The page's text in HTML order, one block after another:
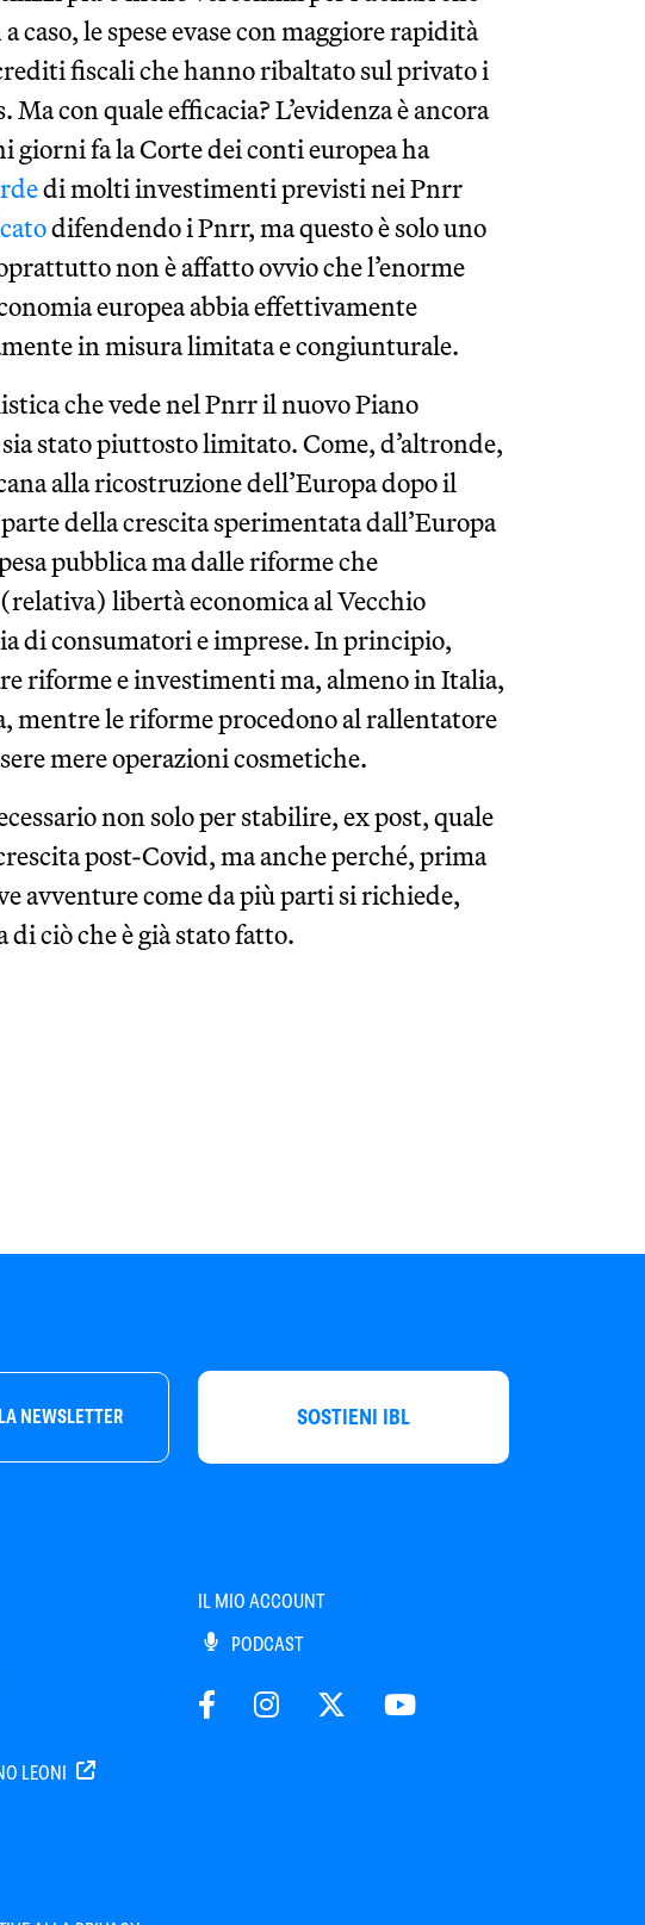
caso, le spese evase con maggiore rapidità
fiscali che hanno ribaltato sul privato i
con quale efficacia? L’evidenza è ancora
giorni fa la Corte dei conti europea ha
di molti investimenti previsti nei Pnrr
difendendo i Pnrr, ma questo è solo uno
non è affatto ovvio che l’enorme
europea abbia effettivamente
in misura limitata e congiunturale.
che vede nel Pnrr il nuovo Piano
stato piuttosto limitato. Come, d’altronde,
alla ricostruzione dell’Europa dopo il
della crescita sperimentata dall’Europa
pubblica ma dalle riforme che
libertà economica al Vecchio
di consumatori e imprese. In principio,
riforme e investimenti ma, almeno in Italia,
mentre le riforme procedono al rallentatore
mere operazioni cosmetiche.
non solo per stabilire, ex post, quale
post-Covid, ma anche perché, prima
avventure come da più parti si richiede,
di ciò che è già stato fatto.
NEWSLETTER SOSTIENI IBL
LEONI
IL MIO ACCOUNT
PODCAST